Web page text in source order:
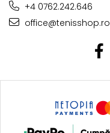
+4 0762.242.646
office@tenisshop.ro